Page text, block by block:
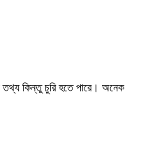
তথ্য কিন্তু চুরি হতে পারে। অনেক